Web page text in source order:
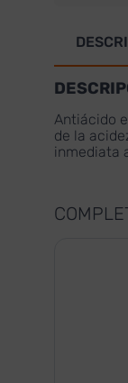
Antiácido
de la
inmediata